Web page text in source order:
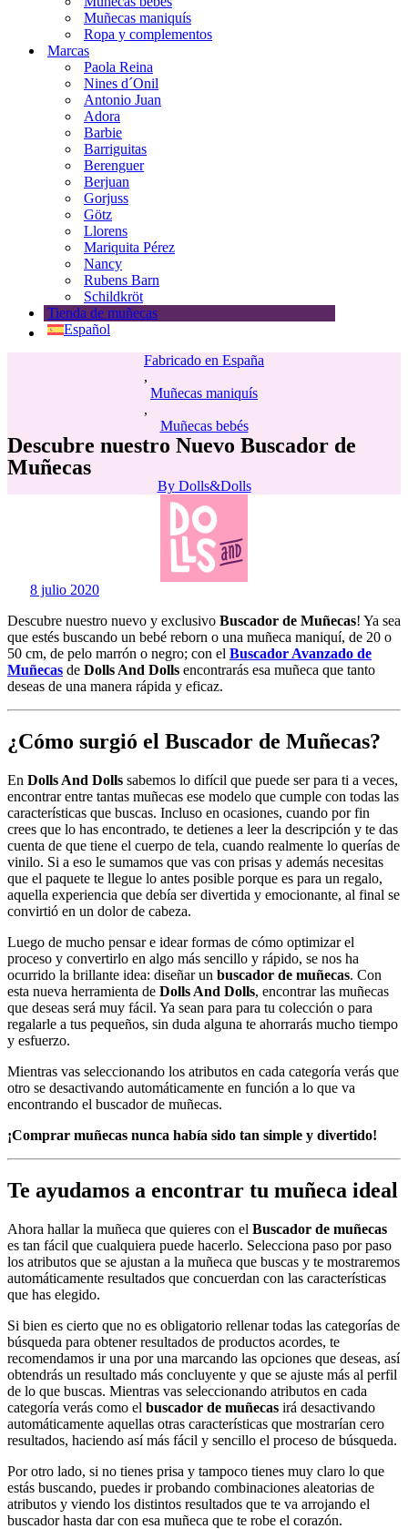
Muñecas maniquís
Ropa y complementos
Marcas
Paola Reina
Nines d´Onil
Antonio Juan
Adora
Barbie
Barriguitas
Berenguer
Berjuan
Gorjuss
Götz
Llorens
Mariquita Pérez
Nancy
Rubens Barn
Schildkröt
Tienda de muñecas
Español
Fabricado en España
,
Muñecas maniquís
,
Muñecas bebés
Descubre nuestro Nuevo Buscador de
Muñecas
ByDolls&Dolls
8 julio 2020
Descubre nuestro nuevo y exclusivo Buscador de Muñecas! Ya sea
que estés buscando un bebé reborn o una muñeca maniquí, de 20 o
50 cm, de pelo marrón o negro; con el Buscador Avanzado de
Muñecas de Dolls And Dolls encontrarás esa muñeca que tanto
deseas de una manera rápida y eficaz.
¿Cómo surgió el Buscador de Muñecas?
En Dolls And Dolls sabemos lo difícil que puede ser para ti a veces,
encontrar entre tantas muñecas ese modelo que cumple con todas las
características que buscas. Incluso en ocasiones, cuando por fin
crees que lo has encontrado, te detienes a leer la descripción y te das
cuenta de que tiene el cuerpo de tela, cuando realmente lo querías de
vinilo. Si a eso le sumamos que vas con prisas y además necesitas
que el paquete te llegue lo antes posible porque es para un regalo,
aquella experiencia que debía ser divertida y emocionante, al final se
convirtió en un dolor de cabeza.
Luego de mucho pensar e idear formas de cómo optimizar el
proceso y convertirlo en algo más sencillo y rápido, se nos ha
ocurrido la brillante idea: diseñar un buscador de muñecas. Con
esta nueva herramienta de Dolls And Dolls, encontrar las muñecas
que deseas será muy fácil. Ya sean para para tu colección o para
regalarle a tus pequeños, sin duda alguna te ahorrarás mucho tiempo
y esfuerzo.
Mientras vas seleccionando los atributos en cada categoría verás que
otro se desactivando automáticamente en función a lo que va
encontrando el buscador de muñecas.
¡Comprar muñecas nunca había sido tan simple y divertido!
Te ayudamos a encontrar tu muñeca ideal
Ahora hallar la muñeca que quieres con el Buscador de muñecas
es tan fácil que cualquiera puede hacerlo. Selecciona paso por paso
los atributos que se ajustan a la muñeca que buscas y te mostraremos
automáticamente resultados que concuerdan con las características
que has elegido.
Si bien es cierto que no es obligatorio rellenar todas las categorías de
búsqueda para obtener resultados de productos acordes, te
recomendamos ir una por una marcando las opciones que deseas, así
obtendrás un resultado más concluyente y que se ajuste más al perfil
de lo que buscas. Mientras vas seleccionando atributos en cada
categoría verás como el buscador de muñecas irá desactivando
automáticamente aquellas otras características que mostrarían cero
resultados, haciendo así más fácil y sencillo el proceso de búsqueda.
Por otro lado, si no tienes prisa y tampoco tienes muy claro lo que
estás buscando, puedes ir probando combinaciones aleatorias de
atributos y viendo los distintos resultados que te va arrojando el
buscador hasta dar con esa muñeca que te robe el corazón.